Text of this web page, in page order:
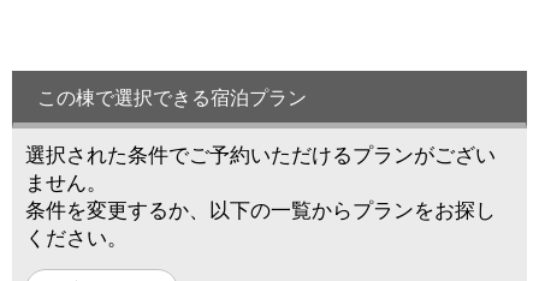
この棟で選択できる宿泊プラン
選択された条件でご予約いただけるプランがござい
ません。
条件を変更するか、以下の一覧からプランをお探し
ください。